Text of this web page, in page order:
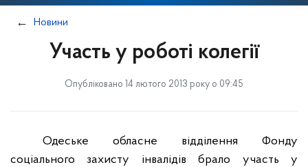
Новини
Участь у роботі колегії
Опубліковано 14 лютого 2013 року о 09:45
Одеське обласне відділення Фонду
соціального захисту інвалідів брало участь у